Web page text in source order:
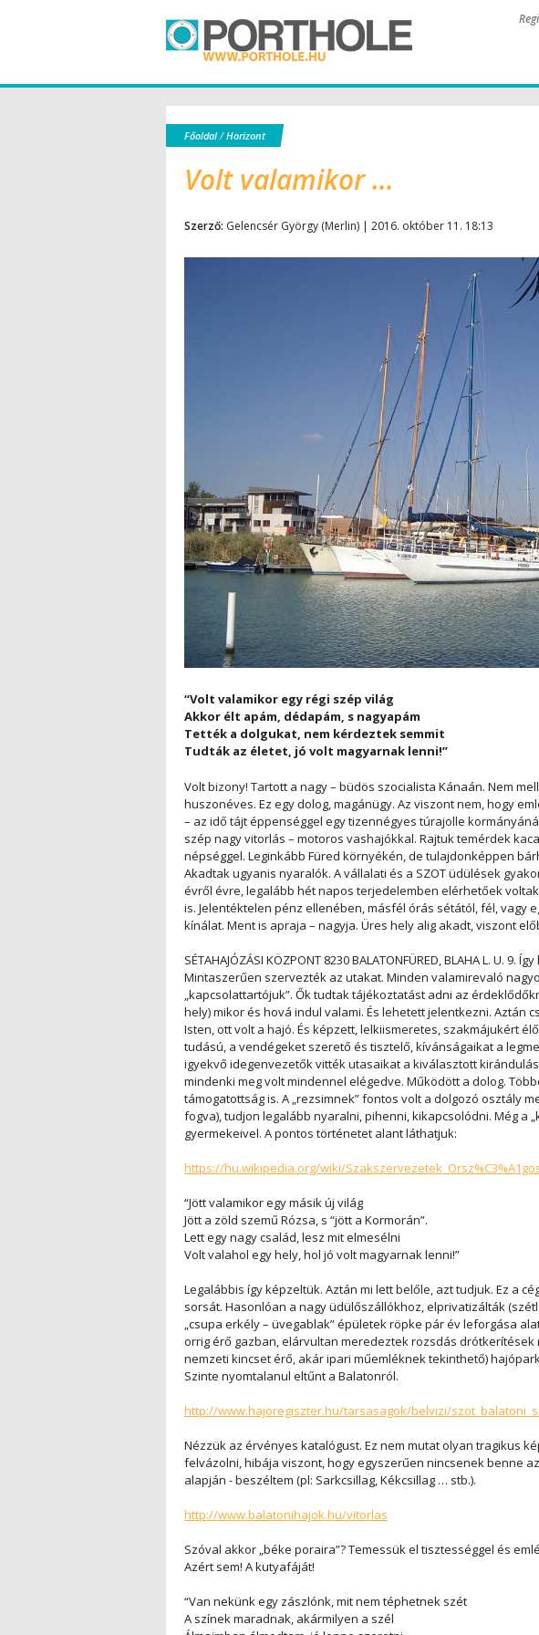
Főoldal/Horizont
Volt valamikor …
Szerző: Gelencsér György (Merlin) | 2016. október 11. 18:13
“Volt valamikor egy régi szép világ
Akkor élt apám, dédapám, s nagyapám
Tették a dolgukat, nem kérdeztek semmit
Tudták az életet, jó volt magyarnak lenni!”
Volt bizony! Tartott a nagy – büdös szocialista Kánaán. Nem
huszonéves. Ez egy dolog, magánügy. Az viszont nem, hogy
– az idő tájt éppenséggel egy tizennégyes túrajolle
szép nagy vitorlás – motoros vashajókkal. Rajtuk temérdek
népséggel. Leginkább Füred környékén, de tulajdonképpen
Akadtak ugyanis nyaralók. A vállalati és a SZOT üdülések
évről évre, legalább hét napos terjedelemben elérhetőek
is. Jelentéktelen pénz ellenében, másfél órás sétától, fél, vagy
kínálat. Ment is apraja – nagyja. Üres hely alig akadt, viszont
SÉTAHAJÓZÁSI KÖZPONT 8230 BALATONFÜRED, BLAHA L. U.
Mintaszerűen szervezték az utakat. Minden valamirevaló
„kapcsolattartójuk”. Ők tudtak tájékoztatást adni az
hely) mikor és hová indul valami. És lehetett jelentkezni. Aztán
Isten, ott volt a hajó. És képzett, lelkiismeretes, szakmájukért
tudású, a vendégeket szerető és tisztelő, kívánságaikat a
igyekvő idegenvezetők vitték utasaikat a kiválasztott
mindenki meg volt mindennel elégedve. Működött a dolog.
támogatottság is. A „rezsimnek” fontos volt a dolgozó osztály
fogva), tudjon legalább nyaralni, pihenni, kikapcsolódni. Még a
gyermekeivel. A pontos történetet alant láthatjuk:
https://hu.wikipedia.org/wiki/
“Jött valamikor egy másik új világ
Jött a zöld szemű Rózsa, s “jött a Kormorán”.
Lett egy nagy család, lesz mit elmesélni
Volt valahol egy hely, hol jó volt magyarnak lenni!”
Legalábbis így képzeltük. Aztán mi lett belőle, azt tudjuk. Ez a
sorsát. Hasonlóan a nagy üdülőszállókhoz, elprivatizálták
„csupa erkély – üvegablak” épületek röpke pár év leforgása
orrig érő gazban, elárvultan meredeztek rozsdás drótkerítések
nemzeti kincset érő, akár ipari műemléknek tekinthető)
Szinte nyomtalanul eltűnt a Balatonról.
http://www.hajoregiszter.hu/tarsasagok/belvizi/
Nézzük az érvényes katalógust. Ez nem mutat olyan tragikus
felvázolni, hibája viszont, hogy egyszerűen nincsenek benne
alapján - beszéltem (pl: Sarkcsillag, Kékcsillag … stb.).
http://www.balatonihajok.hu/vitorlas
Szóval akkor „béke poraira”? Temessük el tisztességgel és
Azért sem! A kutyafáját!
“Van nekünk egy zászlónk, mit nem téphetnek szét
A színek maradnak, akármilyen a szél